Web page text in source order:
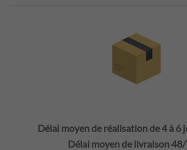
Délai moyen de réalisation de 4 à 6
Délai moyen de livraison